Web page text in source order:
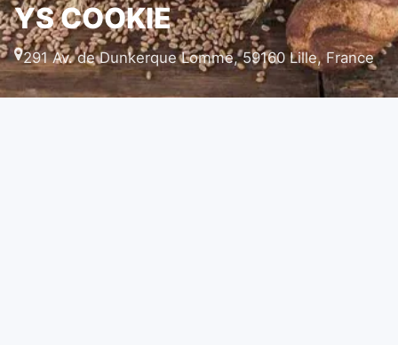
YS COOKIE
291 Av. de Dunkerque Lomme, 59160 Lille, France